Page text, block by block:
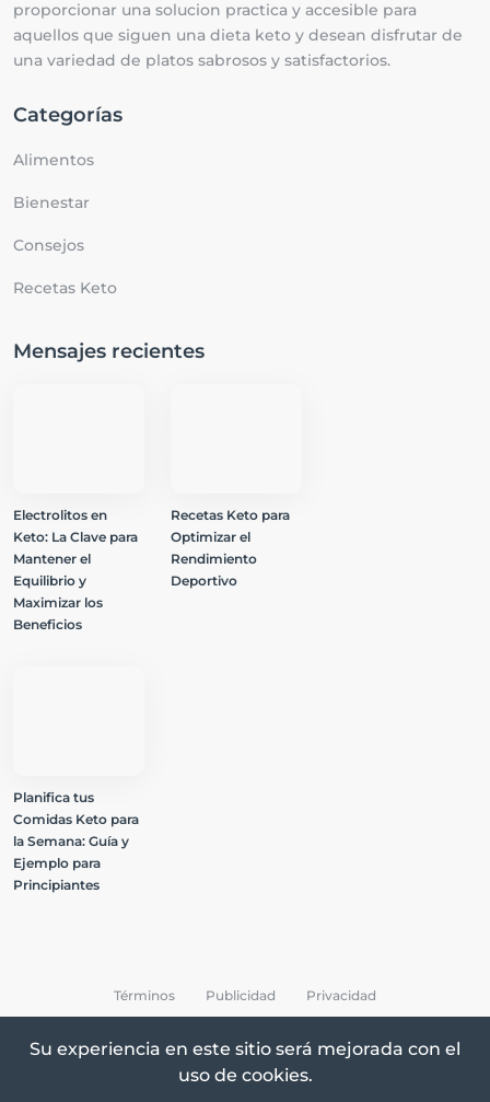
proporcionar una solucion practica y accesible para
aquellos que siguen una dieta keto y desean disfrutar de
una variedad de platos sabrosos y satisfactorios.
Categorías
Alimentos
Bienestar
Consejos
Recetas Keto
Mensajes recientes
Electrolitos en
Keto: La Clave para
Mantener el
Equilibrio y
Maximizar los
Beneficios
Recetas Keto para
Optimizar el
Rendimiento
Deportivo
Planifica tus
Comidas Keto para
la Semana: Guía y
Ejemplo para
Principiantes
All Rights Reserved © 2026 Keto Recetas
Términos Publicidad Privacidad
Su experiencia en este sitio será mejorada con el
uso de cookies.